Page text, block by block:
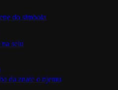
do simbola
selu
da znate o njemu